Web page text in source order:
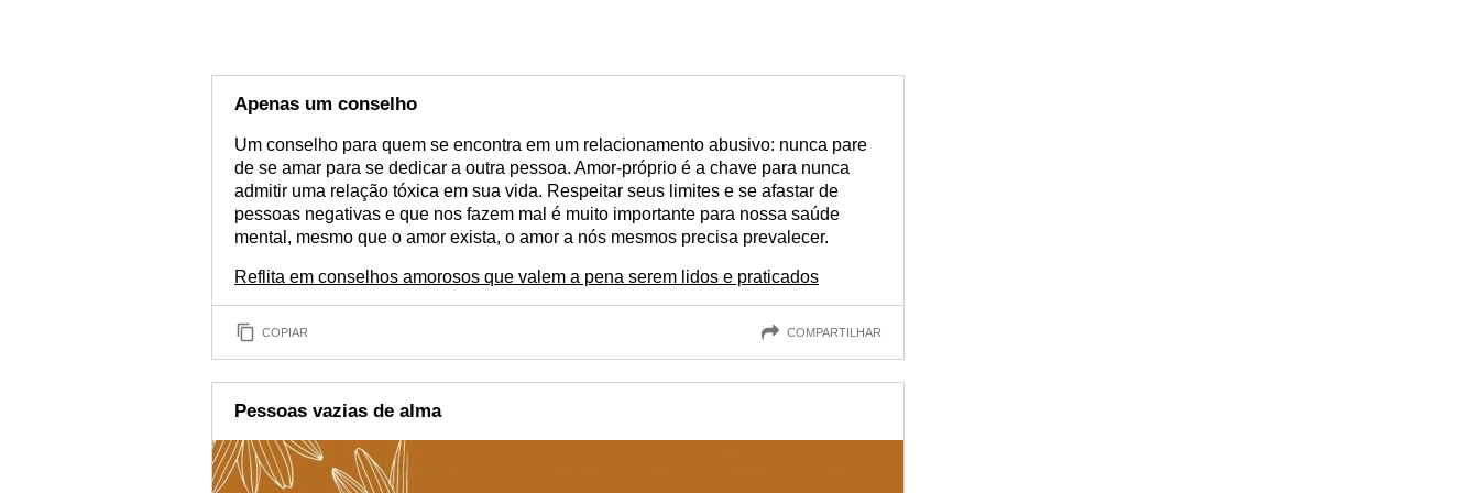
Apenas um conselho
Um conselho para quem se encontra em um relacionamento abusivo: nunca pare
de se amar para se dedicar a outra pessoa. Amor-próprio é a chave para nunca
admitir uma relação tóxica em sua vida. Respeitar seus limites e se afastar de
pessoas negativas e que nos fazem mal é muito importante para nossa saúde
mental, mesmo que o amor exista, o amor a nós mesmos precisa prevalecer.
Reflita em conselhos amorosos que valem a pena serem lidos e praticados
COPIAR COMPARTILHAR
Pessoas vazias de alma